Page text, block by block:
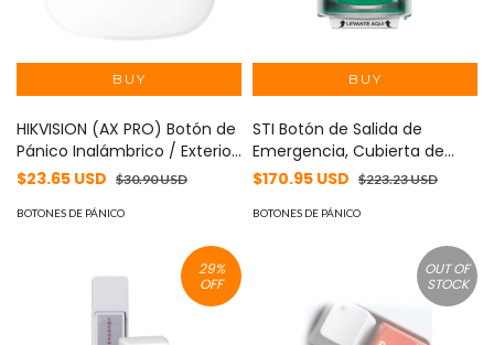
HIKVISION (AX PRO) Botón de
Pánico Inalámbrico / Exterior
IP66 / Indicador LED MOD:
$23.65 USD $30.90 USD
BOTONES DE PÁNICO
STI Botón de Salida de
Emergencia, Cubierta de
Policarbonato Súper
Espaciador, Activación de
Bocina de Advertencia MOD:
$170.95 USD $223.23 USD
BOTONES DE PÁNICO
29%
OFF
OUT OF
STOCK